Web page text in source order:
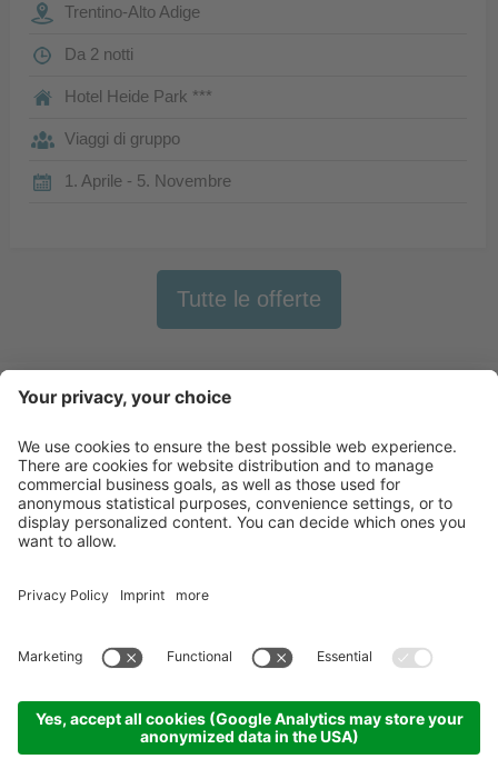
Trentino-Alto Adige
Da 2 notti
Hotel Heide Park ***
Viaggi di gruppo
1. Aprile - 5. Novembre
Tutte le offerte
Newsletter
X-Large Travel
I nostri alloggi
Contatto
2026 X-Large Travel - X-Large s.n.c. di Gottfried Walter & Co.. P. IVA e Cod.
Impressum. Sitemap. Impostazioni cookie